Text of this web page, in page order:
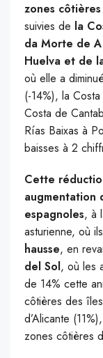
zones
suivies de la
da Morte de
Huelva et de
où elle a
(-14%), la
Costa de
Rías Baixas à
baisses à 2
Cette
augmentation
espagnoles, à
asturienne, où
hausse, en
del Sol, où les
de 14% cette
côtières des
d’Alicante
zones côtières